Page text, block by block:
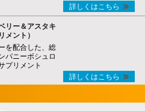
詳しくはこちら
リー＆アスタキ
メント）
を配合した、総
パニーボシュロ
プリメント
詳しくはこちら